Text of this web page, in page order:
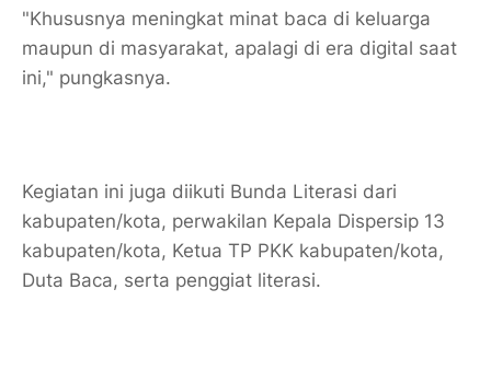
"Khususnya meningkat minat baca di keluarga
maupun di masyarakat, apalagi di era digital saat
ini," pungkasnya.
Kegiatan ini juga diikuti Bunda Literasi dari
kabupaten/kota, perwakilan Kepala Dispersip 13
kabupaten/kota, Ketua TP PKK kabupaten/kota,
Duta Baca, serta penggiat literasi.